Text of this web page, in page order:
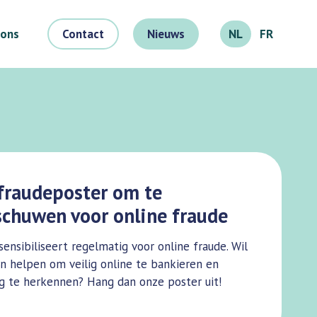
Contact Nieuws NL FR
om te
voor online fraude
regelmatig voor online fraude. Wil
helpen om veilig online te bankieren en
te herkennen? Hang dan onze poster uit!